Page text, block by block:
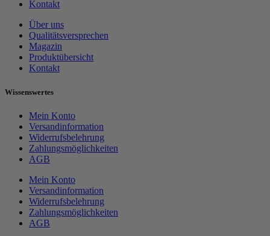
Kontakt
Über uns
Qualitätsversprechen
Magazin
Produktübersicht
Kontakt
Wissenswertes
Mein Konto
Versandinformation
Widerrufsbelehrung
Zahlungsmöglichkeiten
AGB
Mein Konto
Versandinformation
Widerrufsbelehrung
Zahlungsmöglichkeiten
AGB